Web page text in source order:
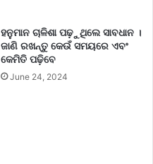
ହନୁମାନ ଚାଳିଶା ପଢ଼ୁଥିଲେ ସାବଧାନ ।
ଜାଣି ରଖନ୍ତୁ କେଉଁ ସମୟରେ ଏବଂ
କେମିତି ପଢ଼ିବେ
June 24, 2024